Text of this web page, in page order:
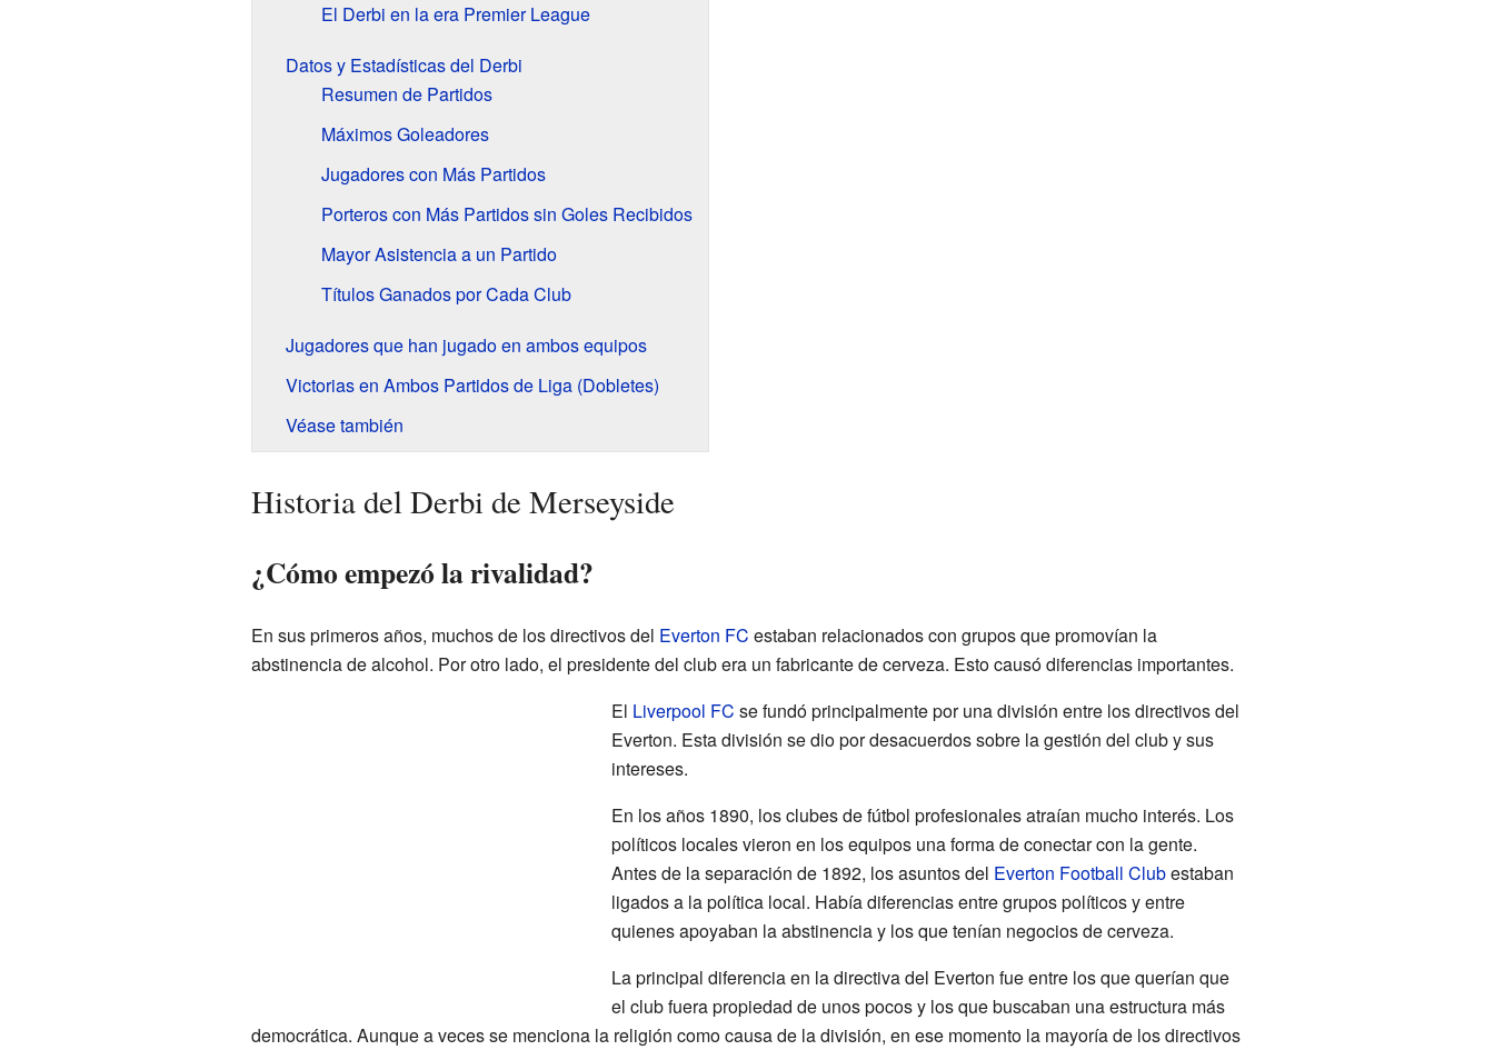
El Derbi en la era Premier League
Datos y Estadísticas del Derbi
Resumen de Partidos
Máximos Goleadores
Jugadores con Más Partidos
Porteros con Más Partidos sin Goles Recibidos
Mayor Asistencia a un Partido
Títulos Ganados por Cada Club
Jugadores que han jugado en ambos equipos
Victorias en Ambos Partidos de Liga (Dobletes)
Véase también
Historia del Derbi de Merseyside
¿Cómo empezó la rivalidad?
En sus primeros años, muchos de los directivos del Everton FC estaban relacionados con grupos que promovían la
abstinencia de alcohol. Por otro lado, el presidente del club era un fabricante de cerveza. Esto causó diferencias importantes.
El Liverpool FC se fundó principalmente por una división entre los directivos del
Everton. Esta división se dio por desacuerdos sobre la gestión del club y sus
intereses.
En los años 1890, los clubes de fútbol profesionales atraían mucho interés. Los
políticos locales vieron en los equipos una forma de conectar con la gente.
Antes de la separación de 1892, los asuntos del Everton Football Clubestaban
ligados a la política local. Había diferencias entre grupos políticos y entre
quienes apoyaban la abstinencia y los que tenían negocios de cerveza.
La principal diferencia en la directiva del Everton fue entre los que querían que
el club fuera propiedad de unos pocos y los que buscaban una estructura más
democrática. Aunque a veces se menciona la religión como causa de la división, en ese momento la mayoría de los directivos